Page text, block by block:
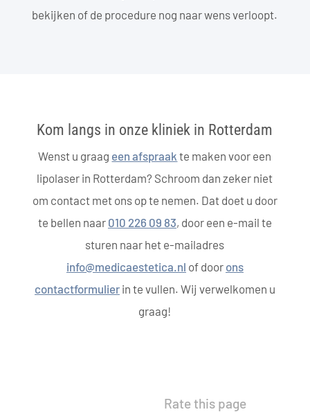
bekijken of de procedure nog naar wens verloopt.
Kom langs in onze kliniek in Rotterdam
Wenst u graag een afspraak te maken voor een
lipolaser in Rotterdam? Schroom dan zeker niet
om contact met ons op te nemen. Dat doet u door
te bellen naar 010 226 09 83, door een e-mail te
sturen naar het e-mailadres
info@medicaestetica.nl of door ons
contactformulierin te vullen. Wij verwelkomen u
graag!
Rate this page